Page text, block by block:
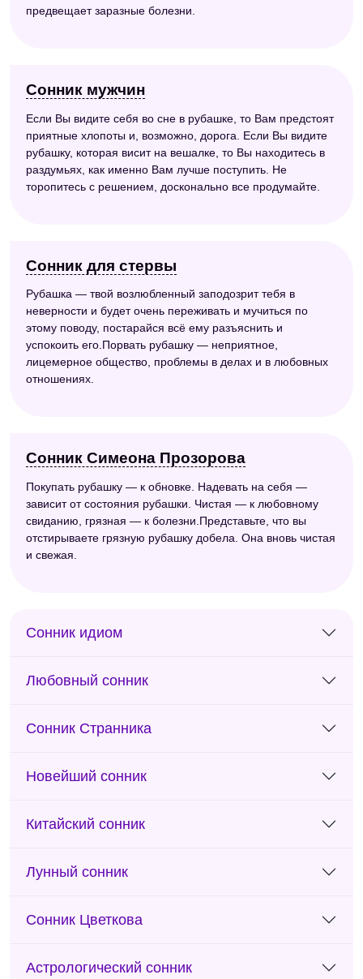
предвещает заразные болезни.
Сонник мужчин
Если Вы видите себя во сне в рубашке, то Вам предстоят
приятные хлопоты и, возможно, дорога. Если Вы видите
рубашку, которая висит на вешалке, то Вы находитесь в
раздумьях, как именно Вам лучше поступить. Не
торопитесь с решением, досконально все продумайте.
Сонник для стервы
Рубашка — твой возлюбленный заподозрит тебя в
неверности и будет очень переживать и мучиться по
этому поводу, постарайся всё ему разъяснить и
успокоить его.Порвать рубашку — неприятное,
лицемерное общество, проблемы в делах и в любовных
отношениях.
Сонник Симеона Прозорова
Покупать рубашку — к обновке. Надевать на себя —
зависит от состояния рубашки. Чистая — к любовному
свиданию, грязная — к болезни.Представьте, что вы
отстирываете грязную рубашку добела. Она вновь чистая
и свежая.
Сонник идиом
Любовный сонник
Сонник Странника
Новейший сонник
Китайский сонник
Лунный сонник
Сонник Цветкова
Астрологический сонник